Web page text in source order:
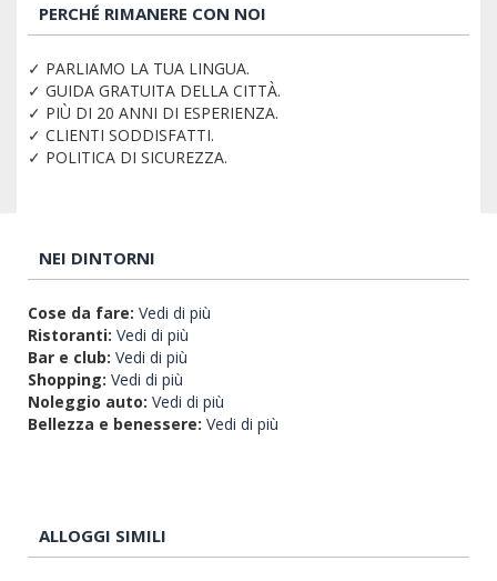
PERCHÉ RIMANERE CON NOI
✓ PARLIAMO LA TUA LINGUA.
✓ GUIDA GRATUITA DELLA CITTÀ.
✓ PIÙ DI 20 ANNI DI ESPERIENZA.
✓ CLIENTI SODDISFATTI.
✓ POLITICA DI SICUREZZA.
NEI DINTORNI
Cose da fare: Vedi di più
Ristoranti: Vedi di più
Bar e club: Vedi di più
Shopping: Vedi di più
Noleggio auto: Vedi di più
Bellezza e benessere: Vedi di più
ALLOGGI SIMILI